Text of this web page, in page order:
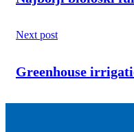
Next post
Greenhouse